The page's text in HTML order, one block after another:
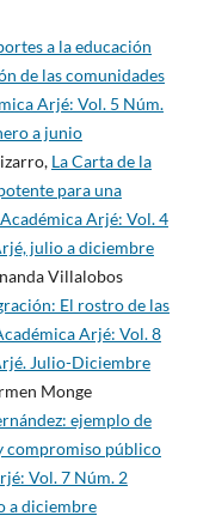
a la educación
de las comunidades
Arjé: Vol. 5 Núm.
a junio
La Carta de la
para una
Arjé: Vol. 4
julio a diciembre
Villalobos
El rostro de las
Arjé: Vol. 8
Julio-Diciembre
Monge
ejemplo de
compromiso público
Vol. 7 Núm. 2
a diciembre